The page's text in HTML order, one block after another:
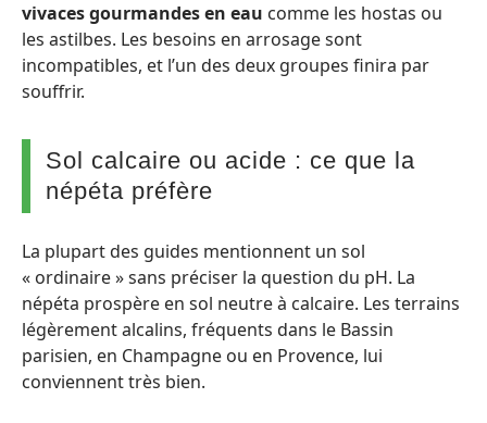
vivaces gourmandes en eau comme les hostas ou
les astilbes. Les besoins en arrosage sont
incompatibles, et l’un des deux groupes finira par
souffrir.
Sol calcaire ou acide : ce que la
népéta préfère
La plupart des guides mentionnent un sol
« ordinaire » sans préciser la question du pH. La
népéta prospère en sol neutre à calcaire. Les terrains
légèrement alcalins, fréquents dans le Bassin
parisien, en Champagne ou en Provence, lui
conviennent très bien.